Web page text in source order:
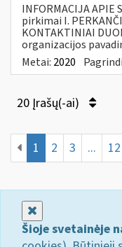
INFORMACIJA APIE
pirkimai I.
KONTAKTINIAI
organizacijos
Metai: 2020
20 Įrašų(-ai)
1 2 3 ... 12
Šioje svetainėje